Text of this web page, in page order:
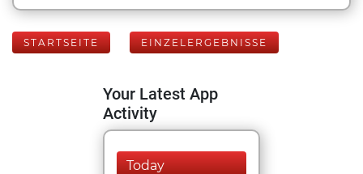
STARTSEITE EINZELERGEBNISSE
Your Latest App
Activity
Today